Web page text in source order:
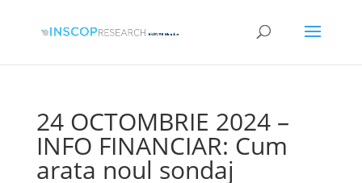
24 OCTOMBRIE 2024 –
INFO FINANCIAR: Cum
arata noul sondaj